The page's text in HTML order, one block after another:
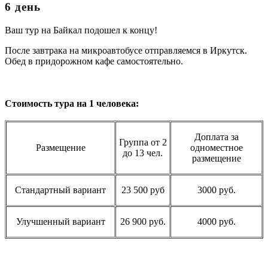
6 день
Ваш тур на Байкал подошел к концу!
После завтрака на микроавтобусе отправляемся в Иркутск.
Обед в придорожном кафе самостоятельно.
Стоимость тура на 1 человека:
Размещение
Группа от 2
до 13 чел.
Доплата за
одноместное
размещение
Стандартный вариант 23 500 руб 3000 руб.
Улучшенный вариант 26 900 руб. 4000 руб.